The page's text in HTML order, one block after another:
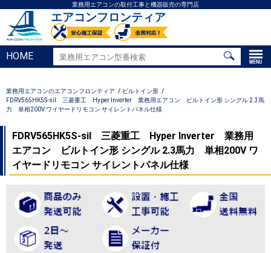
業務用エアコンの取付工事と機器販売の専門店
エアコンフロンティア
HOME
業務用エアコンのエアコンフロンティア
ビルトイン形
FDRV565HK5S-sil 三菱重工 Hyper Inverter 業務用エアコン ビルトイン形 シングル 2.3馬
力 単相200V ワイヤードリモコン サイレントパネル仕様
FDRV565HK5S-sil 三菱重工 Hyper Inverter 業務用
エアコン ビルトイン形 シングル 2.3馬力 単相200V ワ
イヤードリモコン サイレントパネル仕様